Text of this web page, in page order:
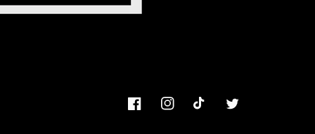
FacebookInstagramTikTok Twitter